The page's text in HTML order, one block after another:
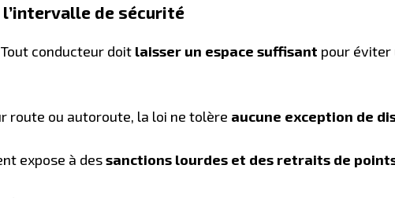
l’intervalle de sécurité
conducteur doit laisser un espace suffisant pour éviter
route ou autoroute, la loi ne tolère aucune exception de
expose à dessanctions lourdes et des retraits de